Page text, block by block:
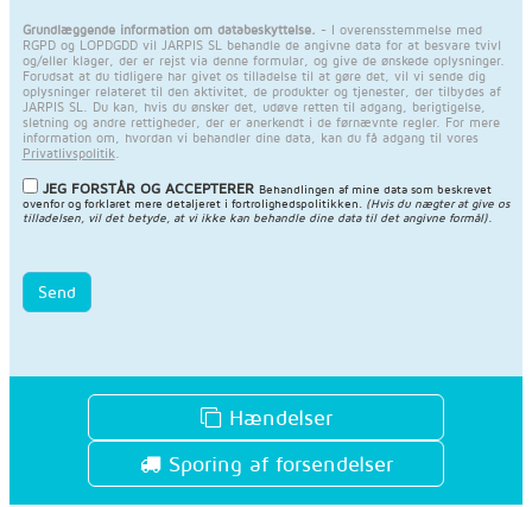
Grundlæggende information om databeskyttelse. - I overensstemmelse med
RGPD og LOPDGDD vil JARPIS SL behandle de angivne data for at besvare tvivl
og/eller klager, der er rejst via denne formular, og give de ønskede oplysninger.
Forudsat at du tidligere har givet os tilladelse til at gøre det, vil vi sende dig
oplysninger relateret til den aktivitet, de produkter og tjenester, der tilbydes af
JARPIS SL. Du kan, hvis du ønsker det, udøve retten til adgang, berigtigelse,
sletning og andre rettigheder, der er anerkendt i de førnævnte regler. For mere
information om, hvordan vi behandler dine data, kan du få adgang til vores
Privatlivspolitik.
JEG FORSTÅR OG ACCEPTERER Behandlingen af mine data som beskrevet
ovenfor og forklaret mere detaljeret i fortrolighedspolitikken
(Hvis du nægter at give os
tilladelsen, vil det betyde, at vi ikke kan behandle dine data til det angivne formål).
Send
Hændelser
Sporing af forsendelser